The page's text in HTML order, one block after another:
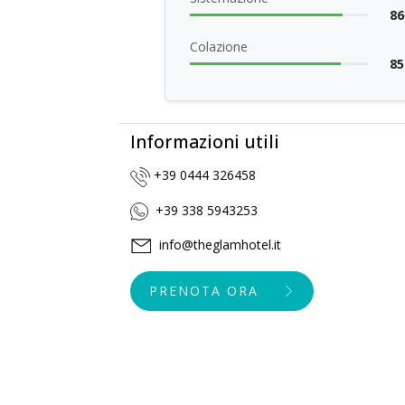
Colazione
Informazioni utili
+39 0444 326458
+39 338 5943253
info@theglamhotel.it
PRENOTA ORA